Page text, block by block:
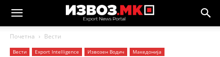
Почетна Вести
Вести Еxport Intelligence Извозен Водич Македонија